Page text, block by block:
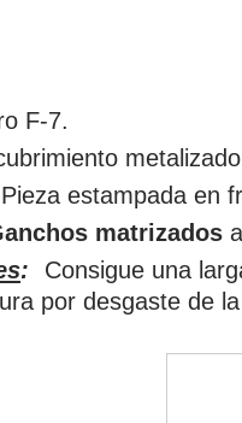
F-7.
Pieza estampada en
matrizados
: Consigue una
por desgaste de